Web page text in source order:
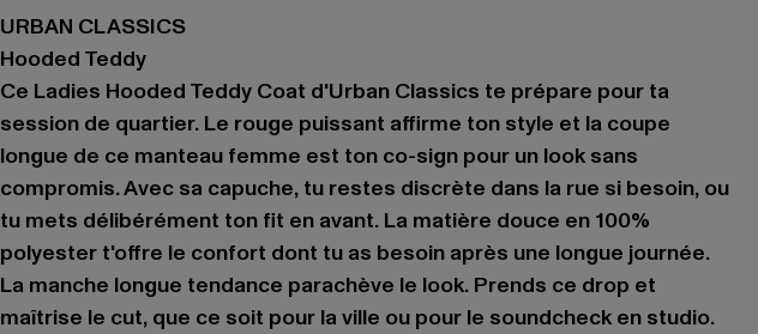
URBAN CLASSICS
Hooded Teddy
Ce Ladies Hooded Teddy Coat d'Urban Classics te prépare pour ta
session de quartier. Le rouge puissant affirme ton style et la coupe
longue de ce manteau femme est ton co-sign pour un look sans
compromis. Avec sa capuche, tu restes discrète dans la rue si besoin, ou
tu mets délibérément ton fit en avant. La matière douce en 100%
polyester t'offre le confort dont tu as besoin après une longue journée.
La manche longue tendance parachève le look. Prends ce drop et
maîtrise le cut, que ce soit pour la ville ou pour le soundcheck en studio.